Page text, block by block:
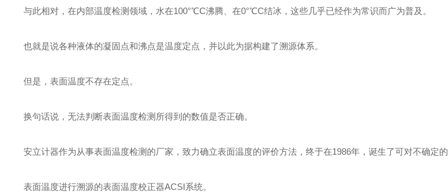
与此相对，在内部温度检测领域，水在100°℃C沸腾、在0°℃C结冰，这些几乎已经作为常识而广为普及。
也就是说各种液体的凝固点和沸点是温度定点，并以此为据构建了溯源体系。
但是，表面温度不存在定点。
换句话说，无法判断表面温度检测所得到的数值是否正确。
安立计器作为从事表面温度检测的厂家，致力确立表面温度的评价方法，终于在1986年，诞生了可对不确定的
表面温度进行溯源的表面温度校正器ACSI系统。